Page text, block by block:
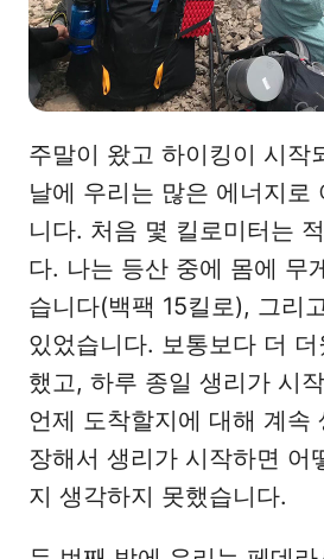
주말이 왔고 하이킹이 시작
날에 우리는 많은 에너지로
니다. 처음 몇 킬로미터는
다. 나는 등산 중에 몸에 무
습니다(백팩 15킬로), 그리
있었습니다. 보통보다 더
했고, 하루 종일 생리가 시
언제 도착할지에 대해 계속
장해서 생리가 시작하면 어
지 생각하지 못했습니다.